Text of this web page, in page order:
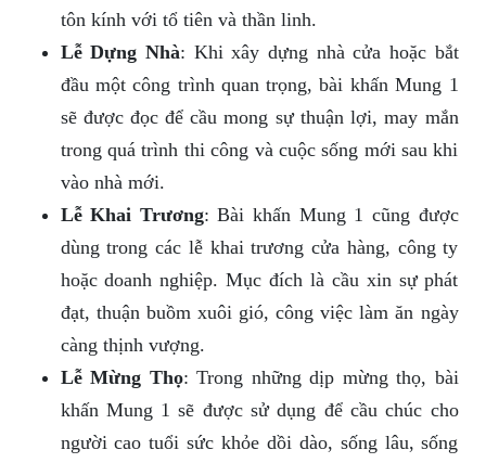
tôn kính với tổ tiên và thần linh.
Lễ Dựng Nhà: Khi xây dựng nhà cửa hoặc bắt
đầu một công trình quan trọng, bài khấn Mung 1
sẽ được đọc để cầu mong sự thuận lợi, may mắn
trong quá trình thi công và cuộc sống mới sau khi
vào nhà mới.
Lễ Khai Trương: Bài khấn Mung 1 cũng được
dùng trong các lễ khai trương cửa hàng, công ty
hoặc doanh nghiệp. Mục đích là cầu xin sự phát
đạt, thuận buồm xuôi gió, công việc làm ăn ngày
càng thịnh vượng.
Lễ Mừng Thọ: Trong những dịp mừng thọ, bài
khấn Mung 1 sẽ được sử dụng để cầu chúc cho
người cao tuổi sức khỏe dồi dào, sống lâu, sống